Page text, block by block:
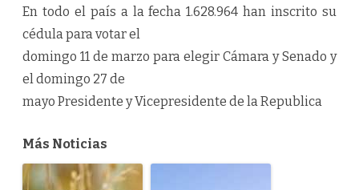
En todo el país a la fecha 1.628.964 han inscrito su
cédula para votar el
domingo 11 de marzo para elegir Cámara y Senado y
el domingo 27 de
mayo Presidente y Vicepresidente de la Republica
Más Noticias